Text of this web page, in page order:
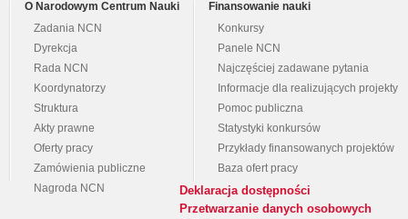
O Narodowym Centrum Nauki
Zadania NCN
Dyrekcja
Rada NCN
Koordynatorzy
Struktura
Akty prawne
Oferty pracy
Zamówienia publiczne
Nagroda NCN
Finansowanie nauki
Konkursy
Panele NCN
Najczęściej zadawane pytania
Informacje dla realizujących projekty
Pomoc publiczna
Statystyki konkursów
Przykłady finansowanych projektów
Baza ofert pracy
Deklaracja dostępności
Przetwarzanie danych osobowych